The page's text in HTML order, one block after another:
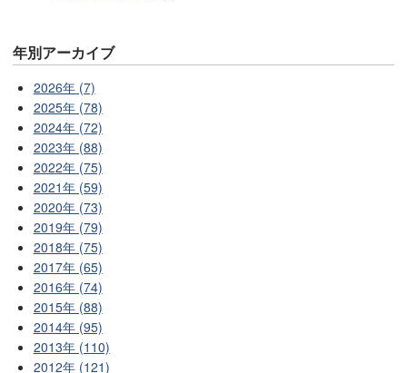
年別アーカイブ
2026年 (7)
2025年 (78)
2024年 (72)
2023年 (88)
2022年 (75)
2021年 (59)
2020年 (73)
2019年 (79)
2018年 (75)
2017年 (65)
2016年 (74)
2015年 (88)
2014年 (95)
2013年 (110)
2012年 (121)